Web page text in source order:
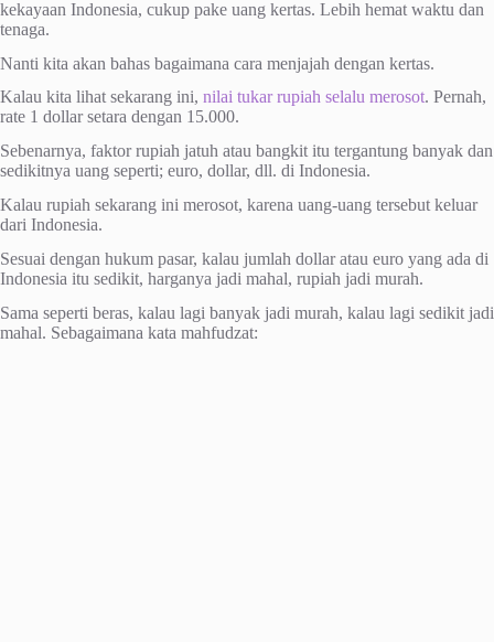
kekayaan Indonesia, cukup pake uang kertas. Lebih hemat waktu dan
tenaga.
Nanti kita akan bahas bagaimana cara menjajah dengan kertas.
Kalau kita lihat sekarang ini, nilai tukar rupiah selalu merosot. Pernah,
rate 1 dollar setara dengan 15.000.
Sebenarnya, faktor rupiah jatuh atau bangkit itu tergantung banyak dan
sedikitnya uang seperti; euro, dollar, dll. di Indonesia.
Kalau rupiah sekarang ini merosot, karena uang-uang tersebut keluar
dari Indonesia.
Sesuai dengan hukum pasar, kalau jumlah dollar atau euro yang ada di
Indonesia itu sedikit, harganya jadi mahal, rupiah jadi murah.
Sama seperti beras, kalau lagi banyak jadi murah, kalau lagi sedikit jadi
mahal. Sebagaimana kata mahfudzat: